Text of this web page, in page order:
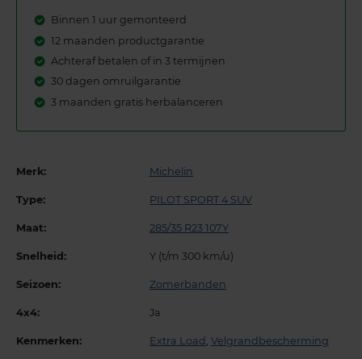
Binnen 1 uur gemonteerd
12 maanden productgarantie
Achteraf betalen of in 3 termijnen
30 dagen omruilgarantie
3 maanden gratis herbalanceren
Merk: Michelin
Type: PILOT SPORT 4 SUV
Maat: 285/35 R23 107Y
Snelheid: Y (t/m 300 km/u)
Seizoen: Zomerbanden
4x4: Ja
Kenmerken: Extra Load , Velgrandbescherming